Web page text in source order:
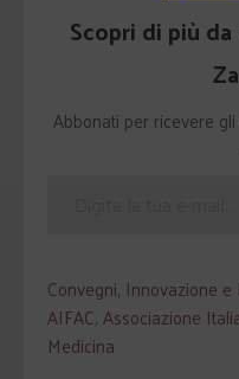
Scopri di più
Abbonati per ricevere
Convegni, Innovazione e
AIFAC,Associazione
Medicina